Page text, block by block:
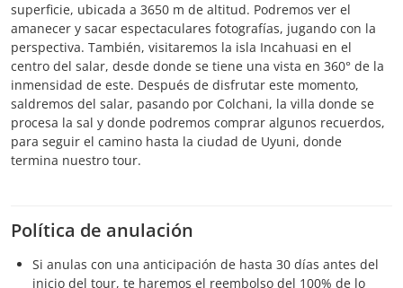
superficie, ubicada a 3650 m de altitud. Podremos ver el
amanecer y sacar espectaculares fotografías, jugando con la
perspectiva. También, visitaremos la isla Incahuasi en el
centro del salar, desde donde se tiene una vista en 360° de la
inmensidad de este. Después de disfrutar este momento,
saldremos del salar, pasando por Colchani, la villa donde se
procesa la sal y donde podremos comprar algunos recuerdos,
para seguir el camino hasta la ciudad de Uyuni, donde
termina nuestro tour.
Política de anulación
Si anulas con una anticipación de hasta 30 días antes del
inicio del tour, te haremos el reembolso del 100% de lo